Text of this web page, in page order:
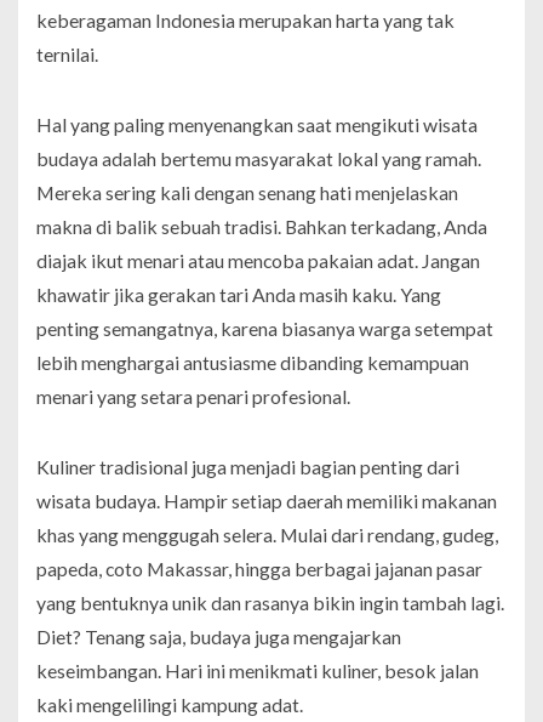
keberagaman Indonesia merupakan harta yang tak
ternilai.
Hal yang paling menyenangkan saat mengikuti wisata
budaya adalah bertemu masyarakat lokal yang ramah.
Mereka sering kali dengan senang hati menjelaskan
makna di balik sebuah tradisi. Bahkan terkadang, Anda
diajak ikut menari atau mencoba pakaian adat. Jangan
khawatir jika gerakan tari Anda masih kaku. Yang
penting semangatnya, karena biasanya warga setempat
lebih menghargai antusiasme dibanding kemampuan
menari yang setara penari profesional.
Kuliner tradisional juga menjadi bagian penting dari
wisata budaya. Hampir setiap daerah memiliki makanan
khas yang menggugah selera. Mulai dari rendang, gudeg,
papeda, coto Makassar, hingga berbagai jajanan pasar
yang bentuknya unik dan rasanya bikin ingin tambah lagi.
Diet? Tenang saja, budaya juga mengajarkan
keseimbangan. Hari ini menikmati kuliner, besok jalan
kaki mengelilingi kampung adat.